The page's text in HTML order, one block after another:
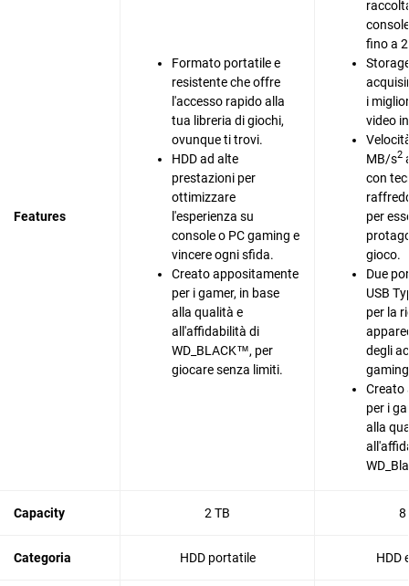
Features
Formato portatile e
resistente che offre
l'accesso rapido alla
tua libreria di giochi,
ovunque ti trovi.
HDD ad alte
prestazioni per
ottimizzare
l'esperienza su
console o PC gaming e
vincere ogni sfida.
Creato appositamente
per i gamer, in base
alla qualità e
all'affidabilità di
WD_BLACK™, per
giocare senza limiti.
fino a
i
video
MB/s2
con
per
gioco.
Due
USB
per la
degli
Creato
per i
alla
Capacity 2 TB 8
Categoria HDD portatile HDD